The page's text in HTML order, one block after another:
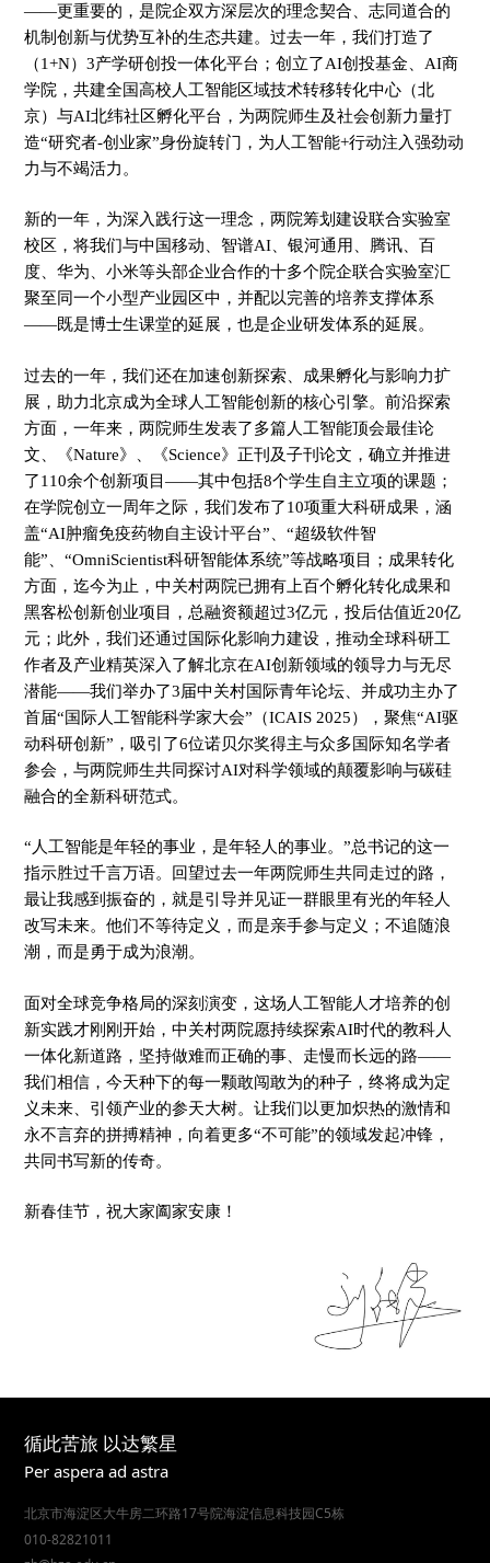
——更重要的，是院企双方深层次的理念契合、志同道合的
机制创新与优势互补的生态共建。过去一年，我们打造了
（1+N）3产学研创投一体化平台；创立了AI创投基金、AI商
学院，共建全国高校人工智能区域技术转移转化中心（北
京）与AI北纬社区孵化平台，为两院师生及社会创新力量打
造“研究者-创业家”身份旋转门，为人工智能+行动注入强劲动
力与不竭活力。
新的一年，为深入践行这一理念，两院筹划建设联合实验室
校区，将我们与中国移动、智谱AI、银河通用、腾讯、百
度、华为、小米等头部企业合作的十多个院企联合实验室汇
聚至同一个小型产业园区中，并配以完善的培养支撑体系
——既是博士生课堂的延展，也是企业研发体系的延展。
过去的一年，我们还在加速创新探索、成果孵化与影响力扩
展，助力北京成为全球人工智能创新的核心引擎。前沿探索
方面，一年来，两院师生发表了多篇人工智能顶会最佳论
文、《Nature》、《Science》正刊及子刊论文，确立并推进
了110余个创新项目——其中包括8个学生自主立项的课题；
在学院创立一周年之际，我们发布了10项重大科研成果，涵
盖“AI肿瘤免疫药物自主设计平台”、“超级软件智
能”、“OmniScientist科研智能体系统”等战略项目；成果转化
方面，迄今为止，中关村两院已拥有上百个孵化转化成果和
黑客松创新创业项目，总融资额超过3亿元，投后估值近20亿
元；此外，我们还通过国际化影响力建设，推动全球科研工
作者及产业精英深入了解北京在AI创新领域的领导力与无尽
潜能——我们举办了3届中关村国际青年论坛、并成功主办了
首届“国际人工智能科学家大会”（ICAIS 2025），聚焦“AI驱
动科研创新”，吸引了6位诺贝尔奖得主与众多国际知名学者
参会，与两院师生共同探讨AI对科学领域的颠覆影响与碳硅
融合的全新科研范式。
“人工智能是年轻的事业，是年轻人的事业。”总书记的这一
指示胜过千言万语。回望过去一年两院师生共同走过的路，
最让我感到振奋的，就是引导并见证一群眼里有光的年轻人
改写未来。他们不等待定义，而是亲手参与定义；不追随浪
潮，而是勇于成为浪潮。
面对全球竞争格局的深刻演变，这场人工智能人才培养的创
新实践才刚刚开始，中关村两院愿持续探索AI时代的教科人
一体化新道路，坚持做难而正确的事、走慢而长远的路——
我们相信，今天种下的每一颗敢闯敢为的种子，终将成为定
义未来、引领产业的参天大树。让我们以更加炽热的激情和
永不言弃的拼搏精神，向着更多“不可能”的领域发起冲锋，
共同书写新的传奇。
新春佳节，祝大家阖家安康！
循此苦旅 以达繁星
Per aspera ad astra
北京市海淀区大牛房二环路17号院海淀信息科技园C5栋
010-82821011